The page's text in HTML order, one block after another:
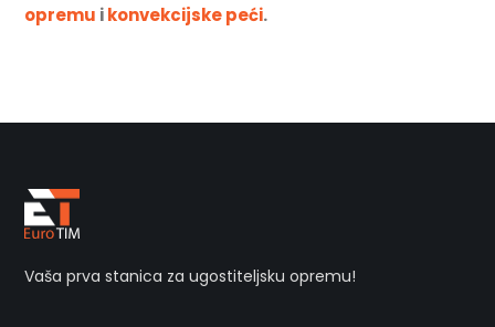
opremu ikonvekcijske peći.
Vaša prva stanica za ugostiteljsku opremu!